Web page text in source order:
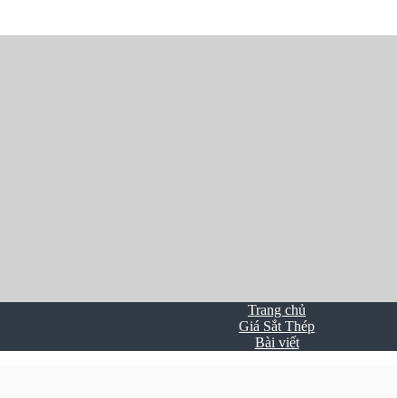
Trang chủ
Giá Sắt Thép
Bài viết